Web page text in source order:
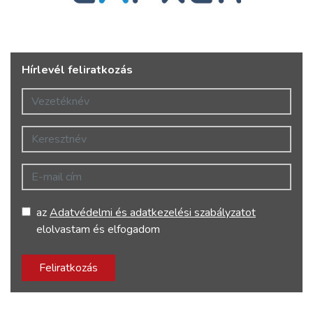
Hírlevél feliratkozás
Vezetéknév
Keresztnév
E-mail cím
azAdatvédelmi és adatkezelési szabályzatot
elolvastam és elfogadom
Feliratkozás